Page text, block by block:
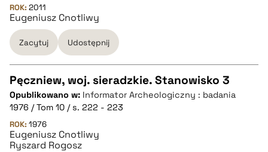
BIBTEX
pobierz cytat
ROK: 2011
Eugeniusz Cnotliwy
Zacytuj Udostępnij
CZYSTY TEKST
pobierz cytat
Pęczniew, woj. sieradzkie. Stanowisko 3
Opublikowano w: Informator Archeologiczny : badania
1976 / Tom 10 / s. 222 - 223
ROK: 1976
Eugeniusz Cnotliwy
Ryszard Rogosz